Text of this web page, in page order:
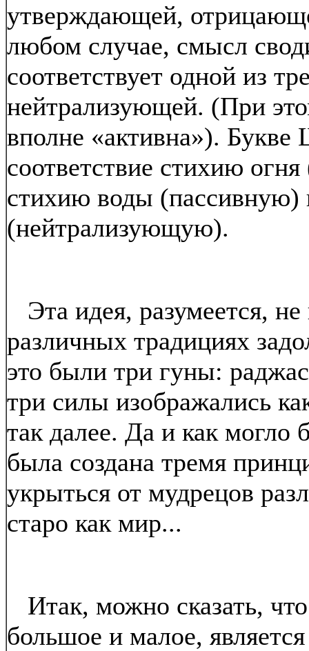
утверждающей,
любом случае, смысл
соответствует одной из
нейтрализующей. (При
вполне «активна»).
соответствие стихию
стихию воды (пассивную)
(нейтрализующую).
Эта идея, разумеется,
различных традициях
это были три гуны:
три силы изображались
так далее. Да и как могло
была создана тремя
укрыться от мудрецов
старо как мир...
Итак, можно сказать,
большое и малое,